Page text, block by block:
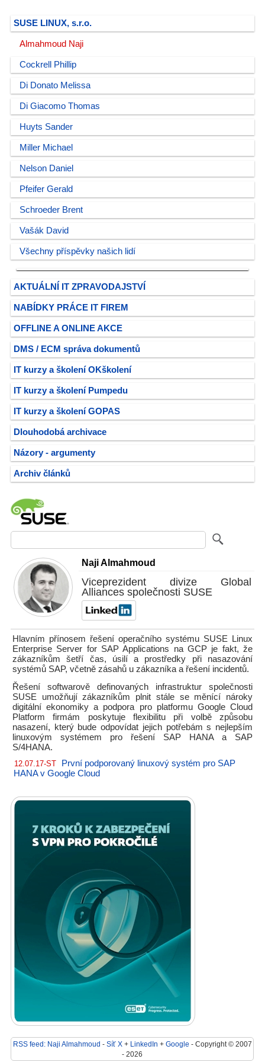
SUSE LINUX, s.r.o.
Almahmoud Naji
Cockrell Phillip
Di Donato Melissa
Di Giacomo Thomas
Huyts Sander
Miller Michael
Nelson Daniel
Pfeifer Gerald
Schroeder Brent
Vašák David
Všechny příspěvky našich lidí
AKTUÁLNÍ IT ZPRAVODAJSTVÍ
NABÍDKY PRÁCE IT FIREM
OFFLINE A ONLINE AKCE
DMS / ECM správa dokumentů
IT kurzy a školení OKškolení
IT kurzy a školení Pumpedu
IT kurzy a školení GOPAS
Dlouhodobá archivace
Názory - argumenty
Archiv článků
Naji Almahmoud
Viceprezident divize Global
Alliances společnosti SUSE
Hlavním přínosem řešení operačního systému SUSE Linux
Enterprise Server for SAP Applications na GCP je fakt, že
zákazníkům šetří čas, úsilí a prostředky při nasazování
systémů SAP, včetně zásahů u zákazníka a řešení incidentů.
Řešení softwarově definovaných infrastruktur společnosti
SUSE umožňují zákazníkům plnit stále se měnící nároky
digitální ekonomiky a podpora pro platformu Google Cloud
Platform firmám poskytuje flexibilitu při volbě způsobu
nasazení, který bude odpovídat jejich potřebám s nejlepším
linuxovým systémem pro řešení SAP HANA a SAP
S/4HANA.
12.07.17-ST
První podporovaný linuxový systém pro SAP
HANA v Google Cloud
RSS feed: Naji Almahmoud - Síť X+ LinkedIn + Google - Copyright © 2007
- 2026